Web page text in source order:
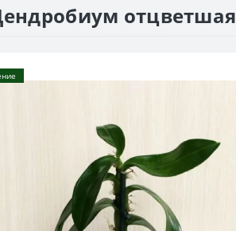
отцветшая